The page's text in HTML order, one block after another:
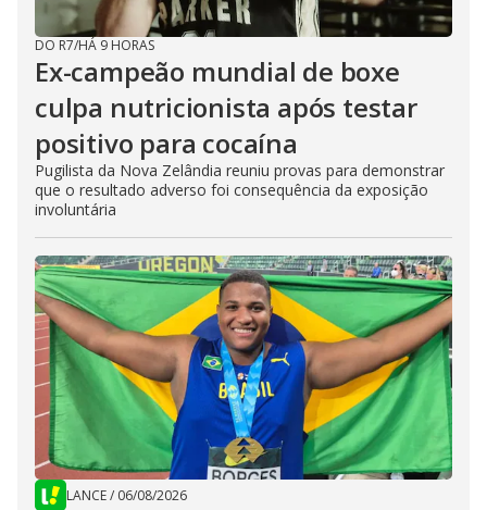
DO R7/HÁ 9 HORAS
Ex-campeão mundial de boxe
culpa nutricionista após testar
positivo para cocaína
Pugilista da Nova Zelândia reuniu provas para demonstrar
que o resultado adverso foi consequência da exposição
involuntária
LANCE/ 06/08/2026